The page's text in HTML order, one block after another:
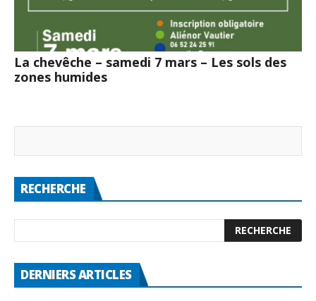
La chevêche – samedi 7 mars – Les sols des
zones humides
RECHERCHE
DERNIERS ARTICLES